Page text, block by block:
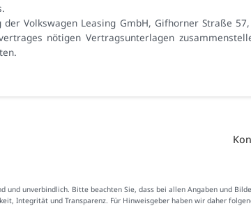
der Volkswagen Leasing GmbH, Gifhorner
nötigen Vertragsunterlagen
und unverbindlich. Bitte beachten Sie, dass bei allen Angaben und
Integrität und Transparenz. Für Hinweisgeber haben wir daher